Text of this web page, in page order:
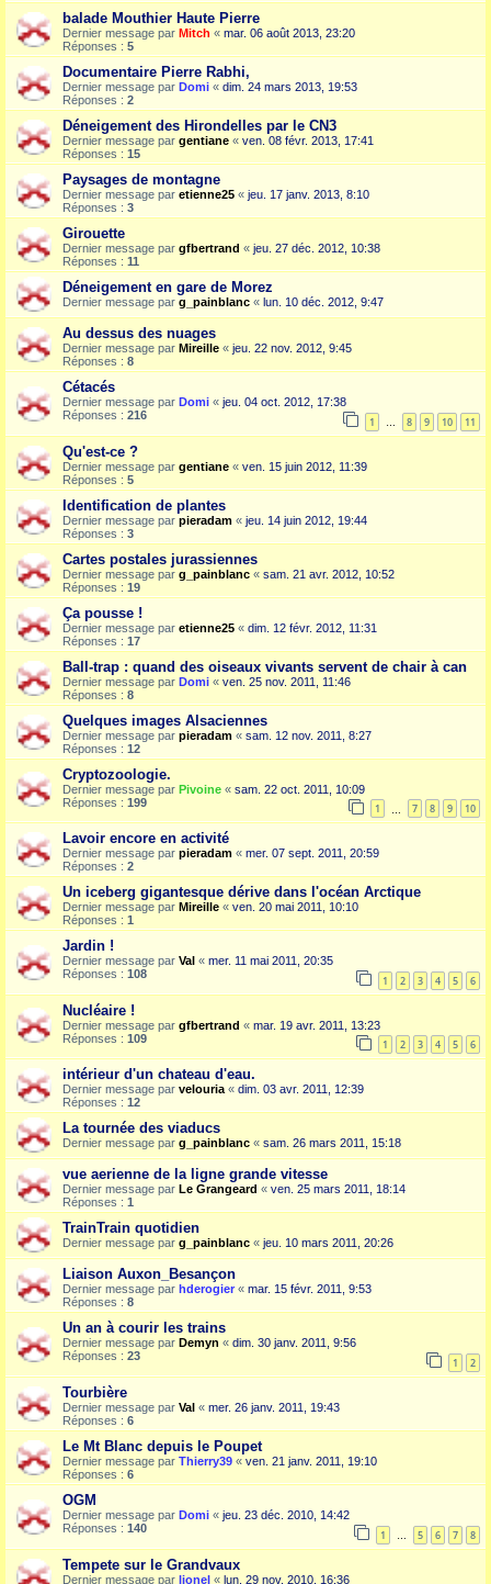
balade Mouthier Haute Pierre
Dernier message par Mitch « mar. 06 août 2013, 23:20
Réponses : 5
Documentaire Pierre Rabhi,
Dernier message par Domi « dim. 24 mars 2013, 19:53
Réponses : 2
Déneigement des Hirondelles par le CN3
Dernier message par gentiane « ven. 08 févr. 2013, 17:41
Réponses : 15
Paysages de montagne
Dernier message par etienne25 « jeu. 17 janv. 2013, 8:10
Réponses : 3
Girouette
Dernier message par gfbertrand « jeu. 27 déc. 2012, 10:38
Réponses : 11
Déneigement en gare de Morez
Dernier message par g_painblanc « lun. 10 déc. 2012, 9:47
Au dessus des nuages
Dernier message par Mireille « jeu. 22 nov. 2012, 9:45
Réponses : 8
Cétacés
Dernier message par Domi « jeu. 04 oct. 2012, 17:38
Réponses : 216 1 … 8 9 10 11
Qu'est-ce ?
Dernier message par gentiane « ven. 15 juin 2012, 11:39
Réponses : 5
Identification de plantes
Dernier message par pieradam « jeu. 14 juin 2012, 19:44
Réponses : 3
Cartes postales jurassiennes
Dernier message par g_painblanc « sam. 21 avr. 2012, 10:52
Réponses : 19
Ça pousse !
Dernier message par etienne25 « dim. 12 févr. 2012, 11:31
Réponses : 17
Ball-trap : quand des oiseaux vivants servent de chair à can
Dernier message par Domi « ven. 25 nov. 2011, 11:46
Réponses : 8
Quelques images Alsaciennes
Dernier message par pieradam « sam. 12 nov. 2011, 8:27
Réponses : 12
Cryptozoologie.
Dernier message par Pivoine « sam. 22 oct. 2011, 10:09
Réponses : 199 1 7 8 9 10
Lavoir encore en activité
Dernier message par pieradam « mer. 07 sept. 2011, 20:59
Réponses : 2
Un iceberg gigantesque dérive dans l'océan Arctique
Dernier message par Mireille « ven. 20 mai 2011, 10:10
Réponses : 1
Jardin !
Dernier message par Val « mer. 11 mai 2011, 20:35
Réponses : 108 1 2 3 4 5 6
Nucléaire !
Dernier message par gfbertrand « mar. 19 avr. 2011, 13:23
Réponses : 109 1 2 3 4 5 6
intérieur d'un chateau d'eau.
Dernier message par velouria« dim. 03 avr. 2011, 12:39
Réponses : 12
La tournée des viaducs
Dernier message par g_painblanc « sam. 26 mars 2011, 15:18
vue aerienne de la ligne grande vitesse
Dernier message par Le Grangeard « ven. 25 mars 2011, 18:14
Réponses : 1
TrainTrain quotidien
Dernier message par g_painblanc « jeu. 10 mars 2011, 20:26
Liaison Auxon_Besançon
Dernier message par hderogier « mar. 15 févr. 2011, 9:53
Réponses : 8
Un an à courir les trains
Dernier message par Demyn « dim. 30 janv. 2011, 9:56
Réponses : 23 1 2
Tourbière
Dernier message par Val « mer. 26 janv. 2011, 19:43
Réponses : 6
Le Mt Blanc depuis le Poupet
Dernier message par Thierry39 « ven. 21 janv. 2011, 19:10
Réponses : 6
OGM
Dernier message par Domi « jeu. 23 déc. 2010, 14:42
Réponses : 140 1 … 5 6 7 8
Tempete sur le Grandvaux
Dernier message par lionel « lun. 29 nov. 2010, 16:36